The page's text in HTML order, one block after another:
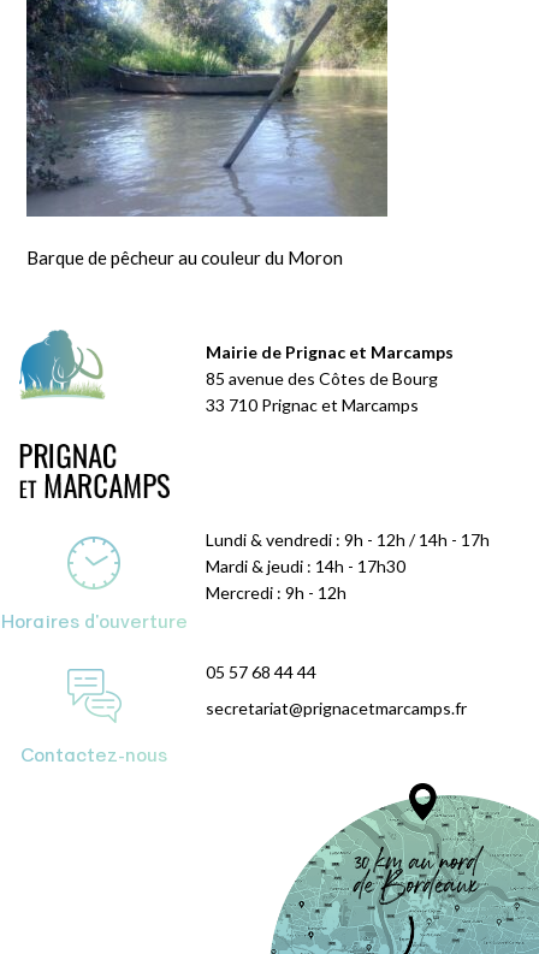
Barque de pêcheur au couleur du Moron
Mairie de Prignac et Marcamps
85 avenue des Côtes de Bourg
33 710 Prignac et Marcamps
Horaires d'ouverture
Lundi & vendredi : 9h - 12h / 14h - 17h
Mardi & jeudi : 14h - 17h30
Mercredi : 9h - 12h
Contactez-nous
05 57 68 44 44
secretariat@prignacetmarcamps.fr